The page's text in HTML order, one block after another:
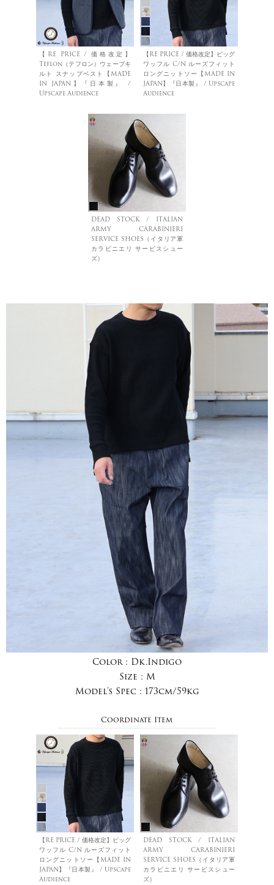
【RE PRICE / 価格改定】
Teflon（テフロン）ウェーブキ
ルト スナップベスト【MADE
IN JAPAN】『日本製』 /
Upscape Audience
【RE PRICE / 価格改定】ビッグ
ワッフル C/N ルーズフィット
ロングニットソー【MADE IN
JAPAN】『日本製』 / Upscape
Audience
DEAD STOCK / ITALIAN
ARMY CARABINIERI
SERVICE SHOES（イタリア軍
カラビニエリ サービスシュー
ズ）
Color : Dk.Indigo
Size : M
Model's Spec : 173cm/59kg
Coordinate Item
【RE PRICE / 価格改定】ビッグ
ワッフル C/N ルーズフィット
ロングニットソー【MADE IN
JAPAN】『日本製』 / Upscape
Audience
DEAD STOCK / ITALIAN
ARMY CARABINIERI
SERVICE SHOES（イタリア軍
カラビニエリ サービスシュー
ズ）